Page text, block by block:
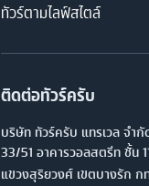
ทัวร์ตามไลฟ์สไตล์
ติดต่อทัวร์ครับ
บริษัท ทัวร์ครับ แทรเวล จำกั
33/51 อาคารวอลสตรีท ชั้น
แขวงสุริยวงศ์ เขตบางรัก ก